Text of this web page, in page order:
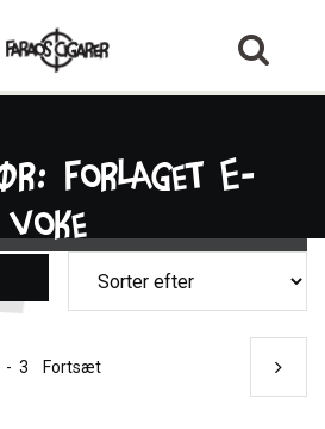
Forlaget E-
voke
- 3 Fortsæt